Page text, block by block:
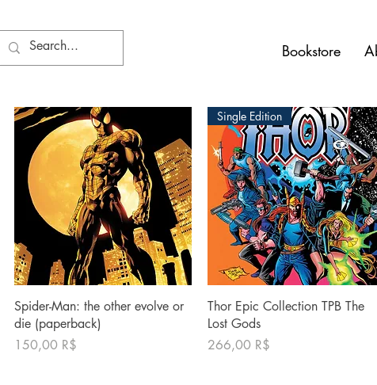
Bookstore
Γρήγορη προβολή
Spider-Man: the other evolve or
die (paperback)
Τιμή
150,00 R$
Γρήγορη προβολή
Single Edition
Thor Epic Collection TPB The
Lost Gods
Τιμή
266,00 R$